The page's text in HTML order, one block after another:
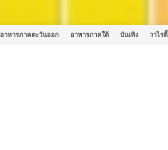
อาหารภาคตะวันออก อาหารภาคใต้ บันเทิง วาไรตี้